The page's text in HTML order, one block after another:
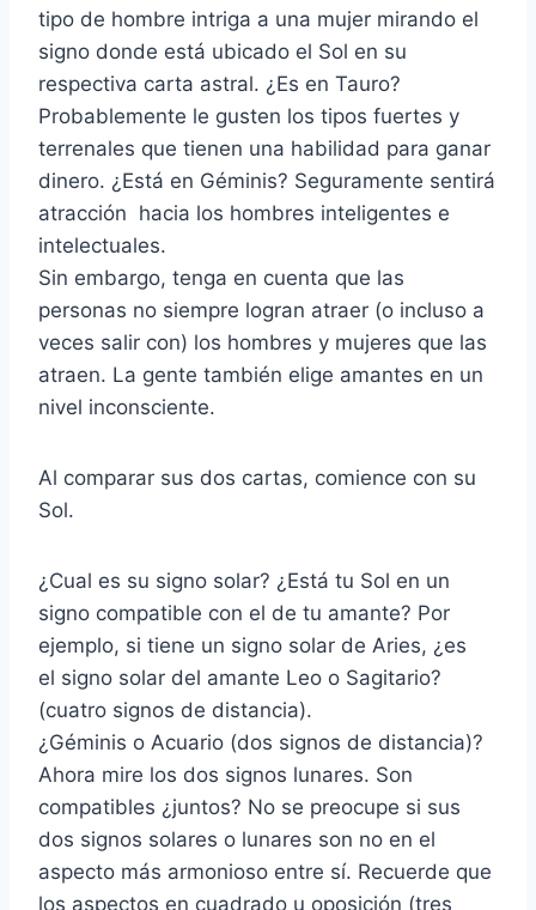
tipo de hombre intriga a una mujer mirando el
signo donde está ubicado el Sol en su
respectiva carta astral. ¿Es en Tauro?
Probablemente le gusten los tipos fuertes y
terrenales que tienen una habilidad para ganar
dinero. ¿Está en Géminis? Seguramente sentirá
atracción hacia los hombres inteligentes e
intelectuales.
Sin embargo, tenga en cuenta que las
personas no siempre logran atraer (o incluso a
veces salir con) los hombres y mujeres que las
atraen. La gente también elige amantes en un
nivel inconsciente.
Al comparar sus dos cartas, comience con su
Sol.
¿Cual es su signo solar? ¿Está tu Sol en un
signo compatible con el de tu amante? Por
ejemplo, si tiene un signo solar de Aries, ¿es
el signo solar del amante Leo o Sagitario?
(cuatro signos de distancia).
¿Géminis o Acuario (dos signos de distancia)?
Ahora mire los dos signos lunares. Son
compatibles ¿juntos? No se preocupe si sus
dos signos solares o lunares son no en el
aspecto más armonioso entre sí. Recuerde que
los aspectos en cuadrado u oposición (tres